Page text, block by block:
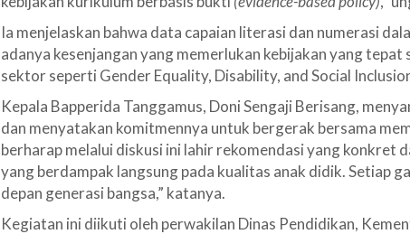
Ia menjelaskan bahwa data capaian literasi dan numerasi
adanya kesenjangan yang memerlukan kebijakan yang
sektor seperti Gender Equality, Disability, and Social
Kepala Bapperida Tanggamus, Doni Sengaji Berisang,
dan menyatakan komitmennya untuk bergerak bersama
berharap melalui diskusi ini lahir rekomendasi yang konkret
yang berdampak langsung pada kualitas anak didik. Setiap
depan generasi bangsa,” katanya.
Kegiatan ini diikuti oleh perwakilan Dinas Pendidikan,